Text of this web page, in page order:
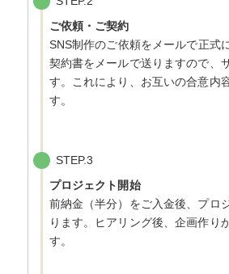
ご依頼・ご契約
SNS制作のご依頼をメールで正式
契約書をメールで送りますので、
す。これにより、お互いの合意内
す。
STEP.3
プロジェクト開始
前納金（半分）をご入金後、プロ
ります。ヒアリング後、企画作り
す。